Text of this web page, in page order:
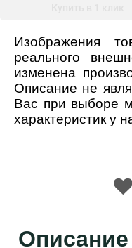
Изображения
реального
изменена
Описание не
Вас при выборе
характеристик у
Описание